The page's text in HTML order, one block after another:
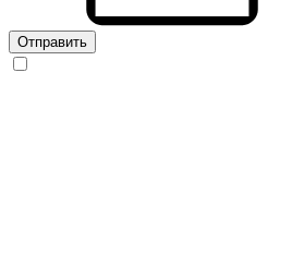
Отправить